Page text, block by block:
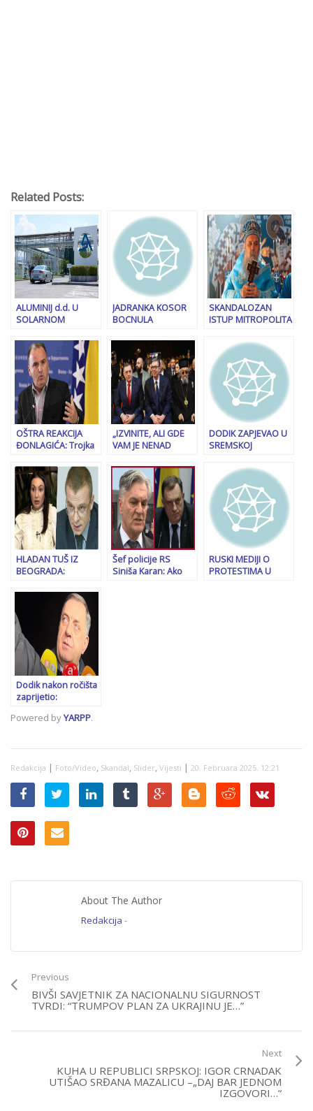
Related Posts:
ALUMINIJ d.d. U
SOLARNOM
ugašene tvornice
glinice u Mostaru
gradit će se dvije
elektrane od 4,99
MW
JADRANKA KOSOR
BOCNULA
se nad Milanovićem,
ali nešto je
zaboravio”
SKANDALOZAN
ISTUP MITROPOLITA
TUZLANSKOG:
“Republika Srpska je
nastala na
temeljima
svetosavlja i mora
ostati…”
OŠTRA REAKCIJA
ĐONLAGIĆA: Trojka
“Dobrodošli u RS”
na granici Bosne i
Hercegovine?!
„IZVINITE, ALI GDE
VAM JE NENAD
A NI DAKIĆA
NEMA…“: Burne
reakcije iz Srbije
nakon istupa
Milorada Dodika…
DODIK ZAPJEVAO U
SREMSKOJ
ISPALIO: “Živio
Aleksandar, meni
radite šta hoćete!”
HLADAN TUŠ IZ
BEOGRADA:
naljutio Dodikovu
kćerku, uslijedile su
brojne reakcije iz
Srbije…
Šef policije RS
Siniša Karan: Ako
RUSKI MEDIJI O
PROTESTIMA U
Dodik nakon ročišta
zaprijetio:
bi značila smrtni
Powered byYARPP.
Redakcija | Foto/Video Skandal Slider Vijesti | 20. Februara 2025. 12:21
About The Author
Redakcija -
Previous
BIVŠI SAVJETNIK ZA NACIONALNU SIGURNOST
TVRDI: “TRUMPOV PLAN ZA UKRAJINU JE…”
Next
KUHA U REPUBLICI SRPSKOJ: IGOR CRNADAK
UTIŠAO SRĐANA MAZALICU –„DAJ BAR JEDNOM
IZGOVORI…“